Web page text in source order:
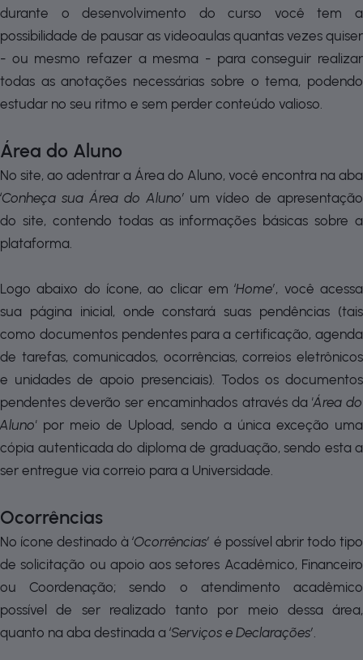
durante o desenvolvimento do curso você tem a
possibilidade de pausar as videoaulas quantas vezes quiser
- ou mesmo refazer a mesma - para conseguir realizar
todas as anotações necessárias sobre o tema, podendo
estudar no seu ritmo e sem perder conteúdo valioso.
Área do Aluno
No site, ao adentrar a Área do Aluno, você encontra na aba
‘Conheça sua Área do Aluno’ um vídeo de apresentação
do site, contendo todas as informações básicas sobre a
plataforma.
Logo abaixo do ícone, ao clicar em‘Home’, você acessa
sua página inicial, onde constará suas pendências (tais
como documentos pendentes para a certificação, agenda
de tarefas, comunicados, ocorrências, correios eletrônicos
e unidades de apoio presenciais). Todos os documentos
pendentes deverão ser encaminhados através da 'Área do
Aluno' por meio de Upload, sendo a única exceção uma
cópia autenticada do diploma de graduação, sendo esta a
ser entregue via correio para a Universidade.
Ocorrências
No ícone destinado à‘Ocorrências’ é possível abrir todo tipo
de solicitação ou apoio aos setores Acadêmico, Financeiro
ou Coordenação; sendo o atendimento acadêmico
possível de ser realizado tanto por meio dessa área,
quanto na aba destinada a ‘Serviços e Declarações’.